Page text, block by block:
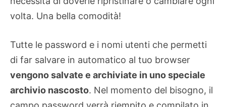
volta. Una bella comodità!
Tutte le password e i nomi utenti che permetti
di far salvare in automatico al tuo browser
vengono salvate e archiviate in uno speciale
archivio nascosto. Nel momento del bisogno, il